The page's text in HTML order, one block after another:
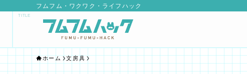
フムフム・ワクワク・ライフハック
ホーム 文房具